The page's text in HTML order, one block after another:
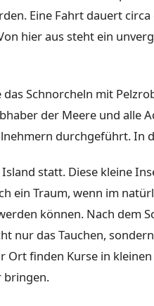
Eine Fahrt dauert
hier aus steht ein
Schnorcheln mit
der Meere und alle
durchgeführt. In
statt. Diese kleine
ein Traum, wenn im
können. Nach dem
nur das Tauchen,
Ort finden Kurse in
bringen.